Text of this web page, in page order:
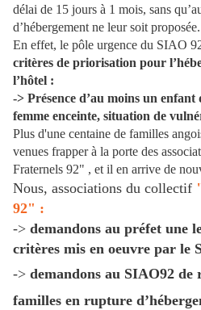
délai de 15 jours à 1 mois, sans
d’hébergement ne leur soit proposée.
En effet, le pôle urgence du SIAO
critères de priorisation pour
l’hôtel :
-> Présence d’au moins un enfant
femme enceinte, situation de
Plus d'une centaine de familles
venues frapper à la porte des
Fraternels 92" , et il en arrive de
Nous, associations du collectif
92" :
-> demandons au préfet une
critères mis en oeuvre par le
-> demandons au SIAO92 de
familles en rupture